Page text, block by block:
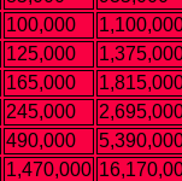
100,000
125,000
165,000
245,000
490,000
1,470,000